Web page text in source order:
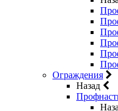
Ограждения
Назад